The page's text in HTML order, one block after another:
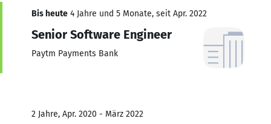
Bis heute 4 Jahre und 5 Monate, seit Apr. 2022
Senior Software Engineer
Paytm Payments Bank
2 Jahre, Apr. 2020 - März 2022